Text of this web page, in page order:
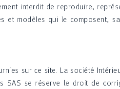
interdit de reproduire,
modèles qui le composent,
sur ce site. La société
SAS se réserve le droit de